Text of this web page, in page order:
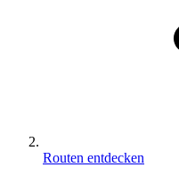
Routen entdecken